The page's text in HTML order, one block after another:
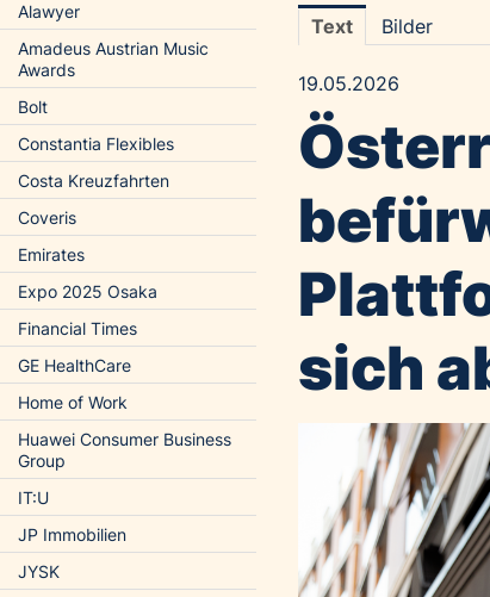
Alawyer
Amadeus Austrian Music
Awards
Bolt
Constantia Flexibles
Costa Kreuzfahrten
Coveris
Emirates
Expo 2025 Osaka
Financial Times
GE HealthCare
Home of Work
Huawei Consumer Business
Group
IT:U
JP Immobilien
JYSK
Text Bilder
19.05.2026
sich